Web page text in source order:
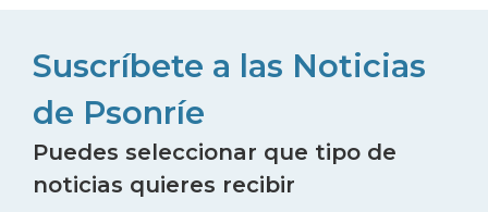
Suscríbete a las Noticias
de Psonríe
Puedes seleccionar que tipo de
noticias quieres recibir